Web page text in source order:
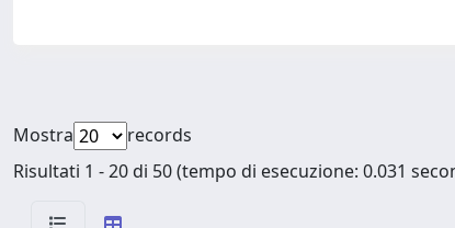
Mostra
records
Risultati 1 - 20 di 50 (tempo di esecuzione: 0.031